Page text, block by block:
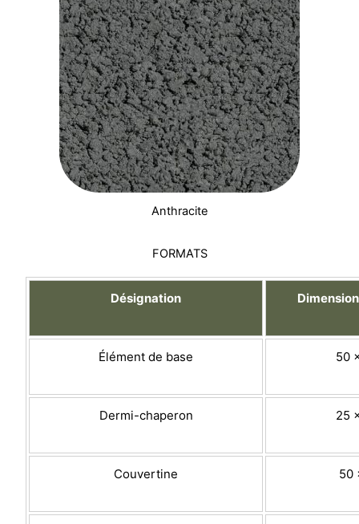
Anthracite
FORMATS
Désignation
Élément de base 50
Dermi-chaperon 25
Couvertine 50